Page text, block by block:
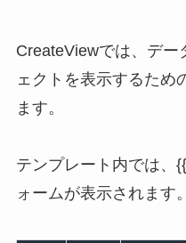
CreateViewでは、デー
ェクトを表示するため
ます。
テンプレート内では、
ォームが表示されます。